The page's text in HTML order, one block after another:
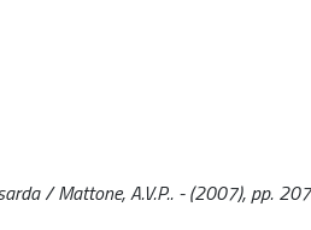
/ Mattone, A.V.P.. - (2007), pp.